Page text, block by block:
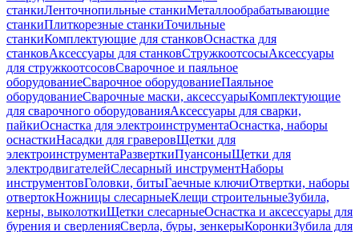
станкиЛенточнопильные станкиМеталлообрабатывающие
станкиПлиткорезные станкиТочильные
станкиКомплектующие для станковОснастка для
станковАксессуары для станковСтружкоотсосыАксессуары
для стружкоотсосовСварочное и паяльное
оборудованиеСварочное оборудованиеПаяльное
оборудованиеСварочные маски, аксессуарыКомплектующие
для сварочного оборудованияАксессуары для сварки,
пайкиОснастка для электроинструментаОснастка, наборы
оснасткиНасадки для граверовЩетки для
электроинструментаРазверткиПуансоныЩетки для
электродвигателейСлесарный инструментНаборы
инструментовГоловки, битыГаечные ключиОтвертки, наборы
отвертокНожницы слесарныеКлещи строительныеЗубила,
керны, выколоткиЩетки слесарныеОснастка и аксессуары для
бурения и сверленияСверла, буры, зенкерыКоронкиЗубила для